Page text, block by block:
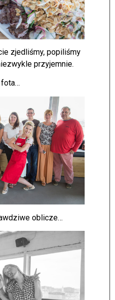
zjedliśmy, popiliśmy
przyjemnie.
fota…
oblicze…